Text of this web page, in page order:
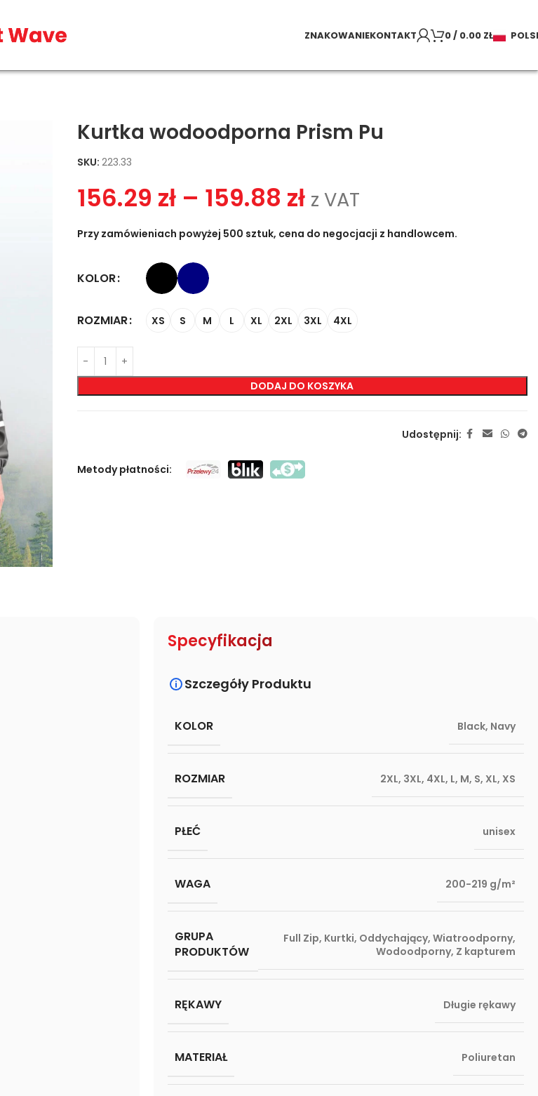
ZNAKOWANIE
Sitodruk Transferowy
KONTAKT 0/ 0.00 ZŁ
Kurtka wodoodporna Prism Pu
SKU: 223.33
156.29 zł – 159.88 zł z VAT
Przy zamówieniach powyżej 500 sztuk, cena do negocjacji z handlowcem.
KOLOR
ROZMIAR XS S M L XL 2XL 3XL 4XL
DODAJ DO KOSZYKA
Udostępnij:
Metody płatności:
Specyfikacja
Szczegóły Produktu
KOLOR Black, Navy
ROZMIAR 2XL, 3XL, 4XL, L, M, S, XL, XS
PŁEĆ unisex
WAGA 200-219 g/m²
GRUPA
PRODUKTÓW
Full Zip, Kurtki, Oddychający, Wiatroodporny,
Wodoodporny, Z kapturem
RĘKAWY Długie rękawy
MATERIAŁ Poliuretan